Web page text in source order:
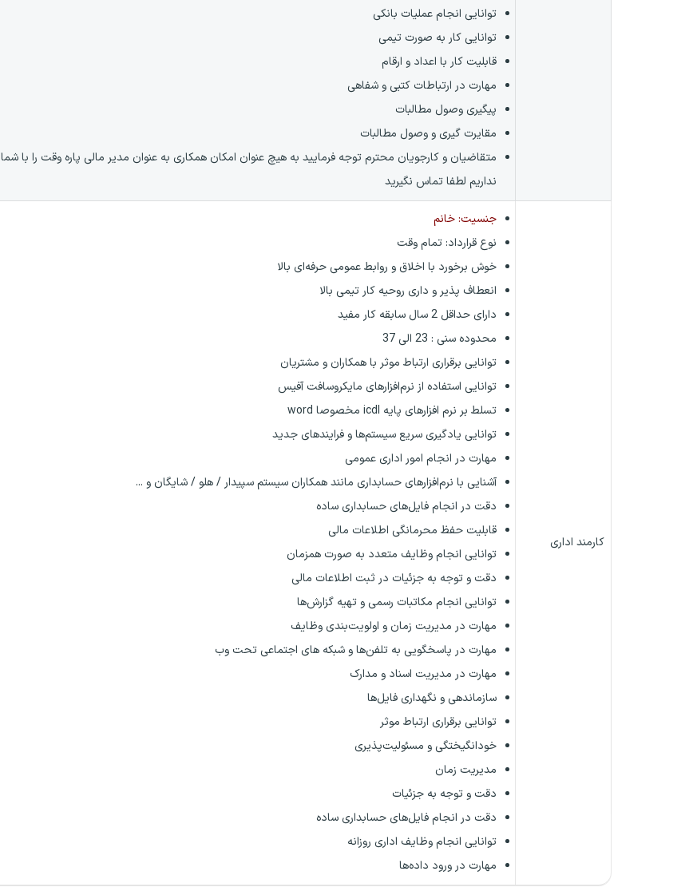
توانایی انجام عملیات بانکی
توانایی کار به صورت تیمی
قابلیت کار با اعداد و ارقام
مهارت در ارتباطات کتبی و شفاهی
پیگیری وصول مطالبات
مقایرت گیری و وصول مطالبات
متقاضیان و کارجویان محترم توجه فرمایید به هیچ عنوان امکان همکاری به عنوان مدیر مالی پاره وقت را با شما
نداریم لطفا تماس نگیرید
کارمند اداری
جنسیت: خانم
نوع قرارداد: تمام وقت
خوش برخورد با اخلاق و روابط عمومی حرفه‌ای بالا
انعطاف پذیر و داری روحیه کار تیمی بالا
دارای حداقل 2 سال سابقه کار مفید
محدوده سنی : 23 الی 37
توانایی برقراری ارتباط موثر با همکاران و مشتریان
توانایی استفاده از نرم‌افزارهای مایکروسافت آفیس
تسلط بر نرم افزارهای پایه icdl مخصوصا word
توانایی یادگیری سریع سیستم‌ها و فرایندهای جدید
مهارت در انجام امور اداری عمومی
آشنایی با نرم‌افزارهای حسابداری مانند همکاران سیستم سپیدار / هلو / شایگان و ...
دقت در انجام فایل‌های حسابداری ساده
قابلیت حفظ محرمانگی اطلاعات مالی
توانایی انجام وظایف متعدد به صورت همزمان
دقت و توجه به جزئیات در ثبت اطلاعات مالی
توانایی انجام مکاتبات رسمی و تهیه گزارش‌ها
مهارت در مدیریت زمان و اولویت‌بندی وظایف
مهارت در پاسخگویی به تلفن‌ها و شبکه های اجتماعی تحت وب
مهارت در مدیریت اسناد و مدارک
سازماندهی و نگهداری فایل‌ها
توانایی برقراری ارتباط موثر
خودانگیختگی و مسئولیت‌پذیری
مدیریت زمان
دقت و توجه به جزئیات
دقت در انجام فایل‌های حسابداری ساده
توانایی انجام وظایف اداری روزانه
مهارت در ورود داده‌ها